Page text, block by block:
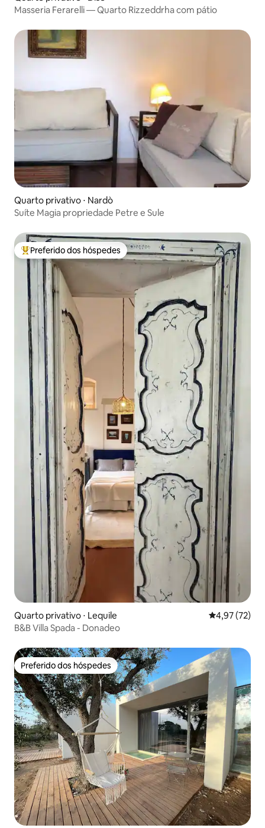
Masseria Ferarelli — Quarto Rizzeddrha com pátio
Quarto privativo ⋅ Nardò
Suíte Magia propriedade Petre e Sule
Entre os melhores preferidos dos hóspedes
Preferido dos hóspedes
Quarto privativo ⋅ Lequile 4,97 de uma
4,97 (72)
B&B Villa Spada - Donadeo
Preferido dos hóspedes
Preferido dos hóspedes